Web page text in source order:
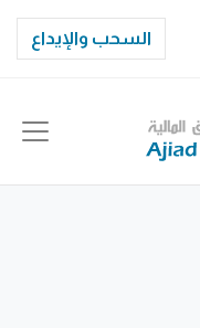
السحب والإيداع